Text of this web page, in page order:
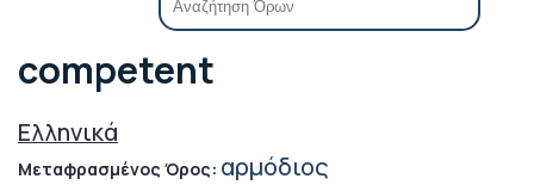
competent
Ελληνικά
Μεταφρασμένος Όρος: αρμόδιος